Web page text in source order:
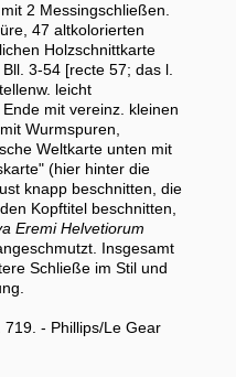
2 Messingschließen.
47 altkolorierten
Holzschnittkarte
3-54 [recte 57; das l.
leicht
mit vereinz. kleinen
Wurmspuren,
Weltkarte unten mit
(hier hinter die
knapp beschnitten, die
Kopftitel beschnitten,
Eremi Helvetiorum
Insgesamt
Schließe im Stil und
719. - Phillips/Le Gear